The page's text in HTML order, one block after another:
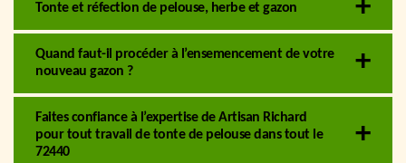
Tonte et réfection de pelouse, herbe et gazon
Quand faut-il procéder à l’ensemencement de votre
nouveau gazon ?
Faites confiance à l’expertise de Artisan Richard
pour tout travail de tonte de pelouse dans tout le
72440